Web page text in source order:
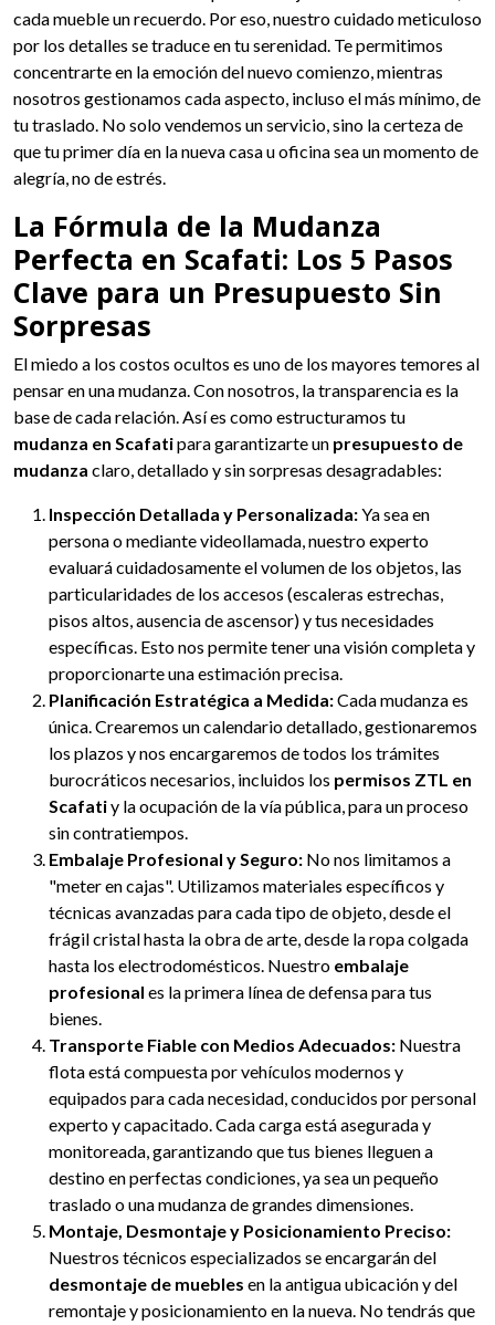
cada mueble un recuerdo. Por eso, nuestro cuidado meticuloso
por los detalles se traduce en tu serenidad. Te permitimos
concentrarte en la emoción del nuevo comienzo, mientras
nosotros gestionamos cada aspecto, incluso el más mínimo, de
tu traslado. No solo vendemos un servicio, sino la certeza de
que tu primer día en la nueva casa u oficina sea un momento de
alegría, no de estrés.
La Fórmula de la Mudanza
Perfecta en Scafati: Los 5 Pasos
Clave para un Presupuesto Sin
Sorpresas
El miedo a los costos ocultos es uno de los mayores temores al
pensar en una mudanza. Con nosotros, la transparencia es la
base de cada relación. Así es como estructuramos tu
mudanza en Scafatipara garantizarte un presupuesto de
mudanza claro, detallado y sin sorpresas desagradables:
Inspección Detallada y Personalizada:Ya sea en
persona o mediante videollamada, nuestro experto
evaluará cuidadosamente el volumen de los objetos, las
particularidades de los accesos (escaleras estrechas,
pisos altos, ausencia de ascensor) y tus necesidades
específicas. Esto nos permite tener una visión completa y
proporcionarte una estimación precisa.
Planificación Estratégica a Medida:Cada mudanza es
única. Crearemos un calendario detallado, gestionaremos
los plazos y nos encargaremos de todos los trámites
burocráticos necesarios, incluidos los permisos ZTL en
Scafatiy la ocupación de la vía pública, para un proceso
sin contratiempos.
Embalaje Profesional y Seguro: No nos limitamos a
"meter en cajas". Utilizamos materiales específicos y
técnicas avanzadas para cada tipo de objeto, desde el
frágil cristal hasta la obra de arte, desde la ropa colgada
hasta los electrodomésticos. Nuestro embalaje
profesional es la primera línea de defensa para tus
bienes.
Transporte Fiable con Medios Adecuados: Nuestra
flota está compuesta por vehículos modernos y
equipados para cada necesidad, conducidos por personal
experto y capacitado. Cada carga está asegurada y
monitoreada, garantizando que tus bienes lleguen a
destino en perfectas condiciones, ya sea un pequeño
traslado o una mudanza de grandes dimensiones.
Montaje, Desmontaje y Posicionamiento Preciso:
Nuestros técnicos especializados se encargarán del
desmontaje de muebles en la antigua ubicación y del
remontaje y posicionamiento en la nueva. No tendrás que